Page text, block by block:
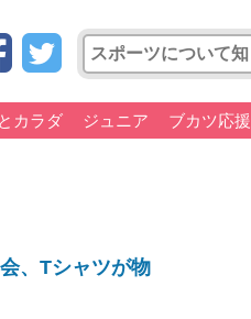
カラダ ジュニア ブカツ応援
、Tシャツが物